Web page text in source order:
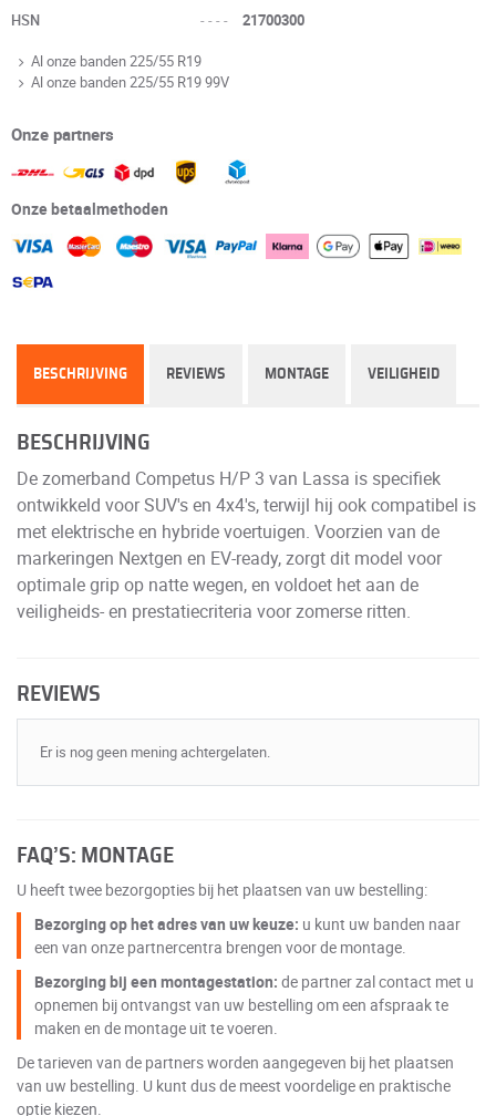
HSN
---- 21700300
Al onze banden 225/55 R19
Al onze banden 225/55 R19 99V
Onze partners
Onze betaalmethoden
BESCHRIJVING REVIEWS MONTAGE VEILIGHEID
BESCHRIJVING
De zomerband Competus H/P 3 van Lassa is specifiek
ontwikkeld voor SUV's en 4x4's, terwijl hij ook compatibel is
met elektrische en hybride voertuigen. Voorzien van de
markeringen Nextgen en EV-ready, zorgt dit model voor
optimale grip op natte wegen, en voldoet het aan de
veiligheids- en prestatiecriteria voor zomerse ritten.
REVIEWS
Er is nog geen mening achtergelaten.
FAQ’S: MONTAGE
U heeft twee bezorgopties bij het plaatsen van uw bestelling:
Bezorging op het adres van uw keuze: u kunt uw banden naar
een van onze partnercentra brengen voor de montage.
Bezorging bij een montagestation: de partner zal contact met u
opnemen bij ontvangst van uw bestelling om een afspraak te
maken en de montage uit te voeren.
De tarieven van de partners worden aangegeven bij het plaatsen
van uw bestelling. U kunt dus de meest voordelige en praktische
optie kiezen.